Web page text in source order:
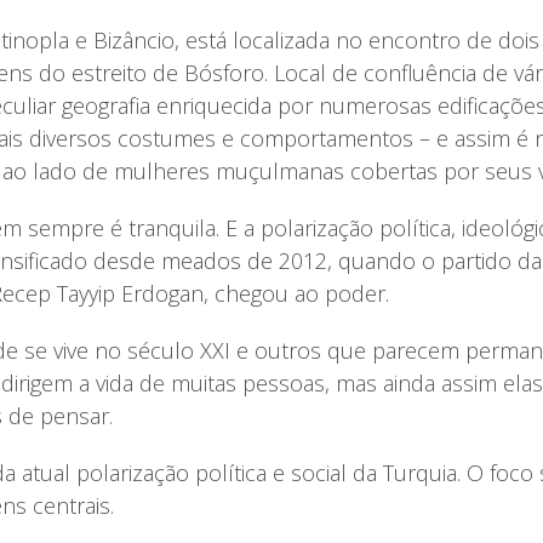
e Bizâncio, está localizada no encontro de
do estreito de Bósforo. Local de confluência de
geografia enriquecida por numerosas
diversos costumes e comportamentos – e assim
lado de mulheres muçulmanas cobertas por seus
sempre é tranquila. E a polarização política,
desde meados de 2012, quando o partido
Tayyip Erdogan, chegou ao poder.
se vive no século XXI e outros que parecem
a vida de muitas pessoas, mas ainda assim
pensar.
atual polarização política e social da Turquia. O
centrais.